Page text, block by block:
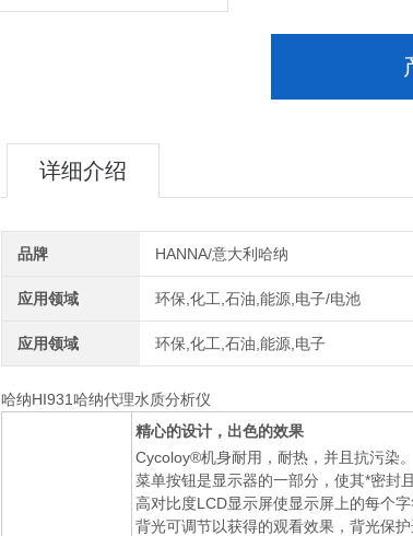
详细介绍
品牌 HANNA/意大利哈纳
应用领域 环保,化工,石油,能源,电子/电池
应用领域 环保,化工,石油,能源,电子
哈纳HI931哈纳代理水质分析仪
精心的设计，出色的效果
Cycoloy®机身耐用，耐热，并且抗污染。
菜单按钮是显示器的一部分，使其*密封
高对比度LCD显示屏使显示屏上的每个
背光可调节以获得的观看效果，背光保